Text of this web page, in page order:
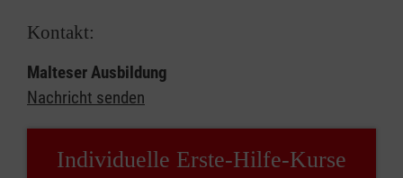
Kontakt:
Malteser Ausbildung
Nachricht senden
Individuelle Erste-Hilfe-Kurse